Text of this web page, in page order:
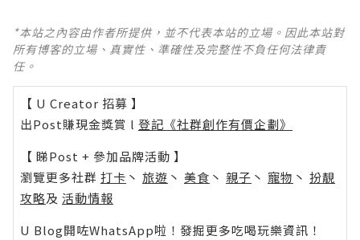
*本站之內容由作者所提供，並不代表本站的立場。因此本站對
所有博客的立場、真實性、準確性及完整性不負任何法律責
任。
【 U Creator 招募 】
出Post賺現金獎賞 l 登記《社群創作有價企劃》
【 睇Post + 參加品牌活動 】
瀏覽更多社群 打卡 丶 旅遊 丶 美食 丶 親子 丶 寵物 丶 扮靚
攻略及 活動情報
U Blog開咗WhatsApp啦！發掘更多吃喝玩樂資訊！